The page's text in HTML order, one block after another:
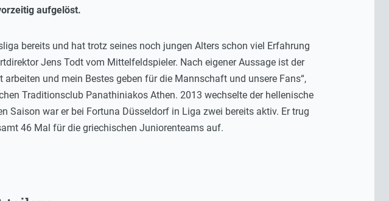
aufgelöst.
bereits und hat trotz seines noch jungen Alters schon viel Erfahrung
Jens Todt vom Mittelfeldspieler. Nach eigener Aussage ist der
und mein Bestes geben für die Mannschaft und unsere Fans“,
Traditionsclub Panathiniakos Athen. 2013 wechselte der hellenische
Saison war er bei Fortuna Düsseldorf in Liga zwei bereits aktiv. Er trug
46 Mal für die griechischen Juniorenteams auf.